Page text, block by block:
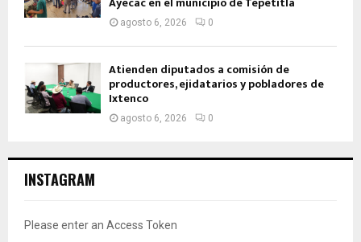
agosto 6, 2026 0
Atienden diputados a comisión de
productores, ejidatarios y pobladores de
Ixtenco
agosto 6, 2026 0
INSTAGRAM
Please enter an Access Token